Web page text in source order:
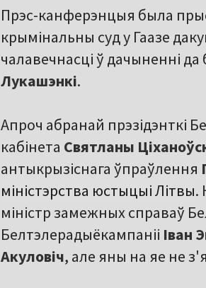
Прэс-канферэнцыя была
крымінальны суд у Гаазе
чалавечнасці ў дачыненні
Лукашэнкі.
Апроч абранай прэзідэнткі
кабінета Святланы
антыкрызіснага ўпраўлення
міністэрства юстыцыі Літвы.
міністр замежных справаў
Белтэлерадыёкампаніі Іван
Акуловіч, але яны на яе не